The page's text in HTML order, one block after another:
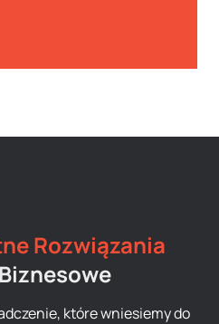
Rozwiązania
które wniesiemy do